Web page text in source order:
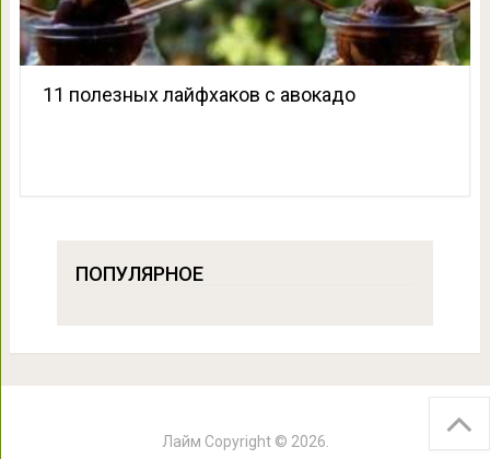
11 полезных лайфхаков с авокадо
ПОПУЛЯРНОЕ
Лайм Copyright © 2026.